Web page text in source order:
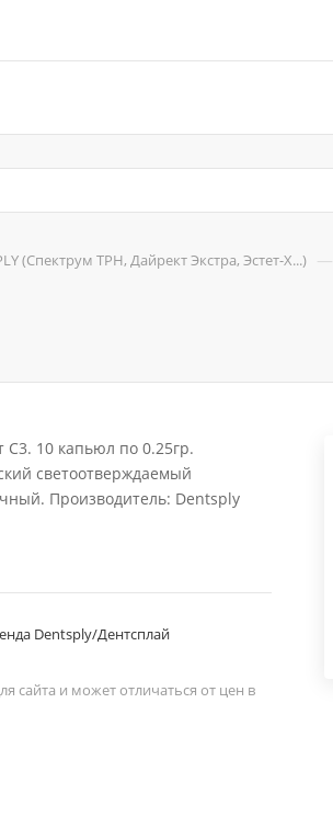
(Спектрум TPH, Дайрект Экстра, Эстет-Х...) —
С3. 10 капьюл по 0.25гр.
светоотверждаемый
Производитель: Dentsply
Dentsply/Дентcплай
сайта и может отличаться от цен в